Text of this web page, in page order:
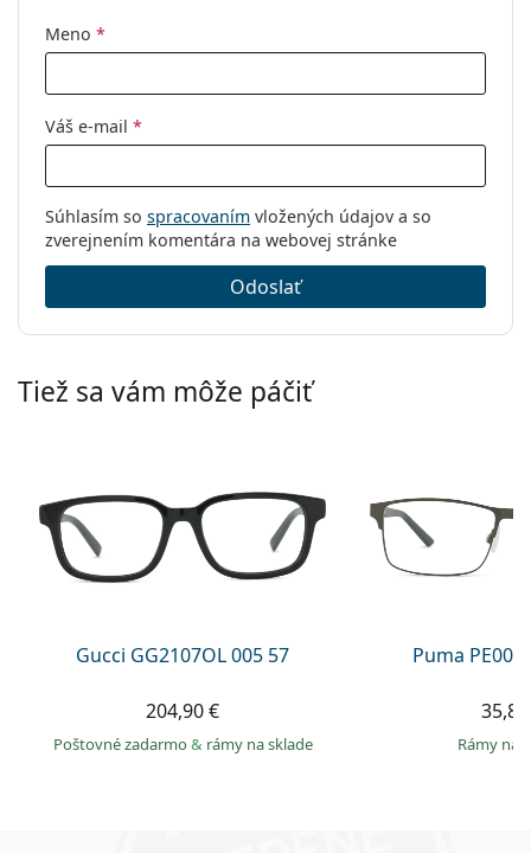
Meno *
Váš e-mail *
Súhlasím so spracovaním vložených údajov a so
zverejnením komentára na webovej stránke
Odoslať
Tiež sa vám môže páčiť
Gucci GG2107OL 005 57
204,90 €
Poštovné zadarmo& rámy na sklade
Puma
rámy na